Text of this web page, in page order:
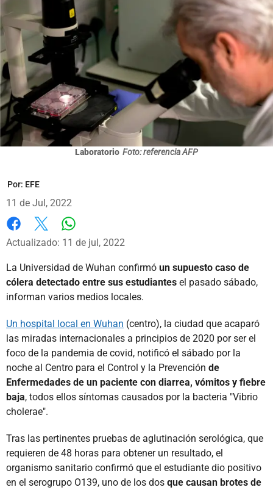
Laboratorio Foto: referencia AFP
Por: EFE
11 de Jul, 2022
Facebook
X
Actualizado: 11 de jul, 2022
La Universidad de Wuhan confirmó un supuesto caso de
cólera detectado entre sus estudiantes el pasado sábado,
informan varios medios locales.
Un hospital local en Wuhan (centro), la ciudad que acaparó
las miradas internacionales a principios de 2020 por ser el
foco de la pandemia de covid, notificó el sábado por la
noche al Centro para el Control y la Prevención de
Enfermedades de un paciente con diarrea, vómitos y fiebre
baja, todos ellos síntomas causados por la bacteria "Vibrio
cholerae".
Tras las pertinentes pruebas de aglutinación serológica, que
requieren de 48 horas para obtener un resultado, el
organismo sanitario confirmó que el estudiante dio positivo
en el serogrupo O139, uno de los dos que causan brotes de